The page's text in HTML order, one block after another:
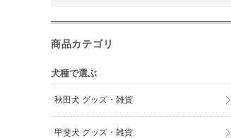
商品カテゴリ
犬種で選ぶ
秋田犬 グッズ・雑貨
甲斐犬 グッズ・雑貨